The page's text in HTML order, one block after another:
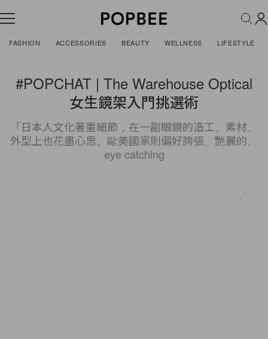
FASHION ACCESSORIES BEAUTY WELLNESS LIFESTYLE
#POPCHAT | The Warehouse Optical
女生鏡架入門挑選術
「日本人文化著重細節，在一副眼鏡的造工、素材、
外型上也花盡心思。歐美國家則偏好誇張、艷麗的、
eye catching